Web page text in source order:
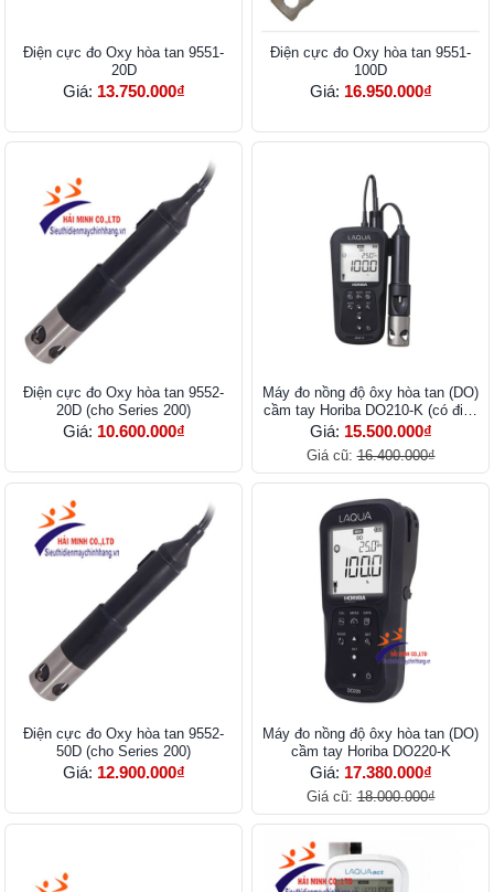
Điện cực đo Oxy hòa tan 9551-
20D
Giá: 13.750.000₫
Điện cực đo Oxy hòa tan 9551-
100D
Giá: 16.950.000₫
Điện cực đo Oxy hòa tan 9552-
20D (cho Series 200)
Giá: 10.600.000₫
Máy đo nồng độ ôxy hòa tan (DO)
cầm tay Horiba DO210-K (có điện
cực)
Giá: 15.500.000₫
Giá cũ:16.400.000₫
Điện cực đo Oxy hòa tan 9552-
50D (cho Series 200)
Giá: 12.900.000₫
Máy đo nồng độ ôxy hòa tan (DO)
cầm tay Horiba DO220-K
Giá: 17.380.000₫
Giá cũ:18.000.000₫